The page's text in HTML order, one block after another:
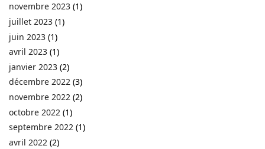
novembre 2023 (1)
juillet 2023 (1)
juin 2023 (1)
avril 2023 (1)
janvier 2023 (2)
décembre 2022 (3)
novembre 2022 (2)
octobre 2022 (1)
septembre 2022 (1)
avril 2022 (2)